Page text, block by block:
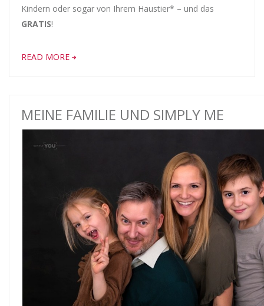
Kindern oder sogar von Ihrem Haustier* – und das
GRATIS!
READ MORE
MEINE FAMILIE UND SIMPLY ME